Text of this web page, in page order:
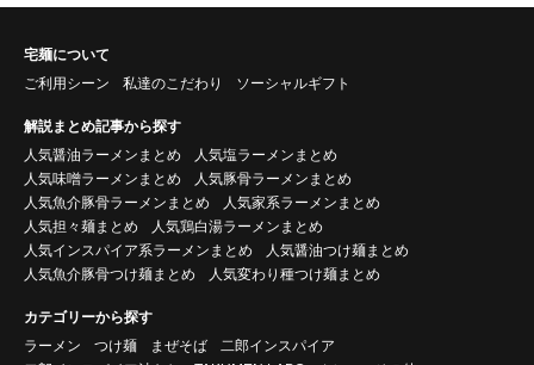
宅麺について
ご利用シーン
私達のこだわり ソーシャルギフト
解説まとめ記事から探す
人気醤油ラーメンまとめ
人気塩ラーメンまとめ
人気味噌ラーメンまとめ
人気豚骨ラーメンまとめ
人気魚介豚骨ラーメンまとめ
人気家系ラーメンまとめ
人気担々麺まとめ
人気鶏白湯ラーメンまとめ
人気インスパイア系ラーメンまとめ
人気醤油つけ麺まとめ
人気魚介豚骨つけ麺まとめ
人気変わり種つけ麺まとめ
カテゴリーから探す
ラーメン
つけ麺 まぜそば
二郎インスパイア